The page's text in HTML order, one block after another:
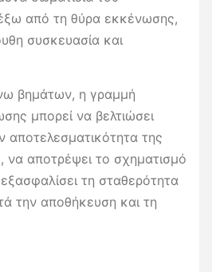
από τη θύρα εκκένωσης,
συσκευασία και
βημάτων, η γραμμή
μπορεί να βελτιώσει
αποτελεσματικότητα της
να αποτρέψει το σχηματισμό
τη σταθερότητα
την αποθήκευση και τη